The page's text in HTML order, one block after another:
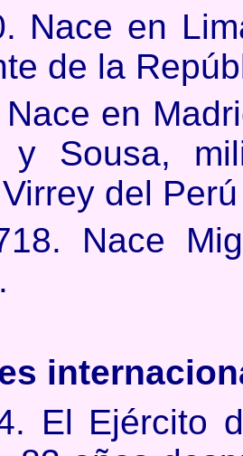
Nace en
de la
en
y Sousa,
del
Nace
El Ejército